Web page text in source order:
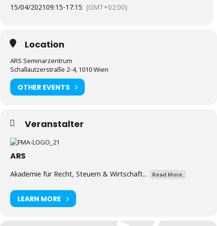
15/04/202109:15-17:15 (GMT+02:00)
Location
ARS Seminarzentrum
Schallautzerstraße 2-4, 1010 Wien
OTHER EVENTS
Veranstalter
ARS
Akademie für Recht, Steuern & Wirtschaft... Read More.
LEARN MORE